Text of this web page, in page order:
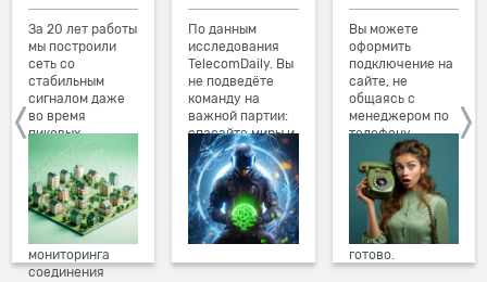
За 20 лет работы
мы построили
сеть со
стабильным
сигналом даже
во время
пиковых
нагрузок в
вечернее время.
Мы постоянно
обновляем наше
оборудование в
домах, а система
мониторинга
соединения
По данным
исследования
TelecomDaily. Вы
не подведёте
команду на
важной партии:
спасайте миры и
побеждайте с
друзьями в
онлайн-играх.
Вы можете
оформить
подключение на
сайте, не
общаясь с
менеджером по
телефону.
Просто в три
клика заполните
форму заявки на
сайте, выберите
дату и время
подключения,
готово.